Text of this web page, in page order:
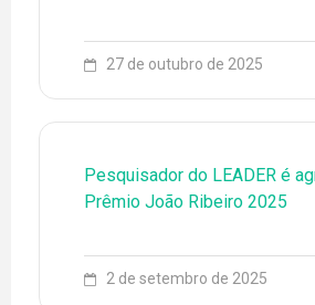
79 3194-6773 ENGLISH
EQUIPE
FONTES DE
27 de outubro de 2025
Pesquisador do LEADER é
Prêmio João Ribeiro 2025
2 de setembro de 2025